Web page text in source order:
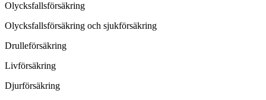
Olycksfallsförsäkring
Olycksfallsförsäkring och sjukförsäkring
Drulleförsäkring
Livförsäkring
Djurförsäkring